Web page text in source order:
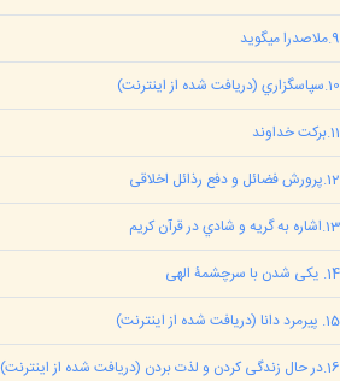
9
.ملاصدرا ميگويد
10
.سپاسگزاري (دريافت شده از اينترنت)
11
.برکت خداوند
12
.پرورش فضائل و دفع رذائل اخلاقی
13
.اشاره به گريه و شادي در قرآن کريم
14
. یکی شدن با سرچشمۀ الهی
15
. پیرمرد دانا (دریافت شده از اینترنت)
16
.در حال زندگی کردن و لذت بردن (دريافت شده از اينترنت)